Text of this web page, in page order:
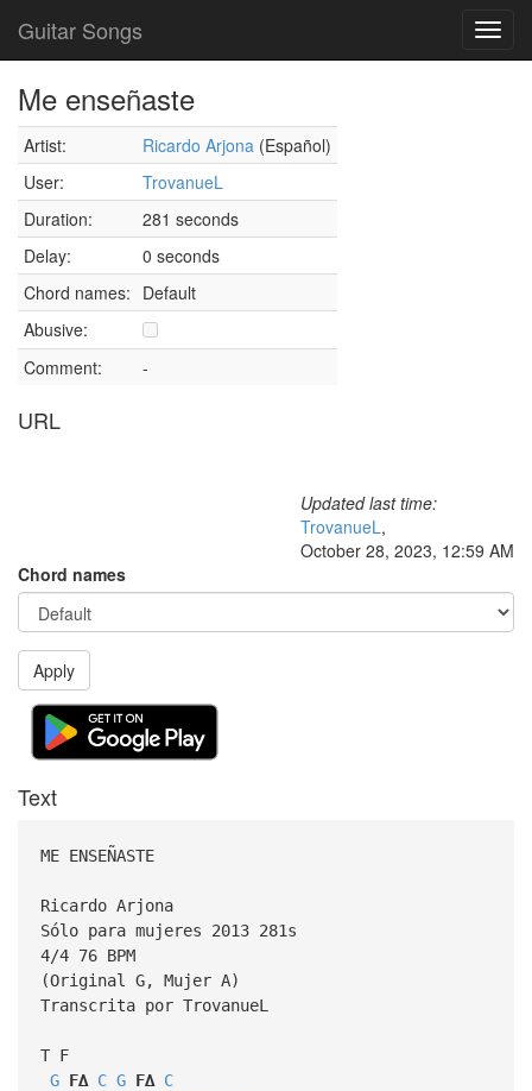
Guitar Songs
Me enseñaste
Artist: Ricardo Arjona (Español)
User:
TrovanueL
Duration:
281 seconds
Delay:
0 seconds
Chord names: Default
Abusive:
Comment:
-
URL
Updated last time:
TrovanueL,
October 28, 2023, 12:59 AM
Chord names
Apply
Text
ME ENSEÑASTE
Ricardo Arjona
Sólo para mujeres 2013 281s
4/4 76 BPM
(Original G, Mujer A)
Transcrita por TrovanueL
T F
G F∆ C G F∆ C